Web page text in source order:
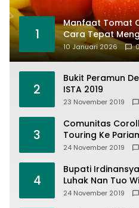
1
Manfaat Tomat
Cara Tepat
10 Januari 2026
2
Bukit Peramun
ISTA 2019
23 November 2019
3
Comunitas
Touring Ke
24 November 2019
4
Bupati
Luhak Nan Tuo
Offroad 2019
24 November 2019